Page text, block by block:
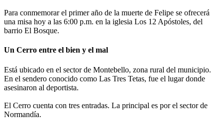
Para conmemorar el primer año de la muerte de Felipe se ofrecerá
una misa hoy a las 6:00 p.m. en la iglesia Los 12 Apóstoles, del
barrio El Bosque.
Un Cerro entre el bien y el mal
Está ubicado en el sector de Montebello, zona rural del municipio.
En el sendero conocido como Las Tres Tetas, fue el lugar donde
asesinaron al deportista.
El Cerro cuenta con tres entradas. La principal es por el sector de
Normandía.